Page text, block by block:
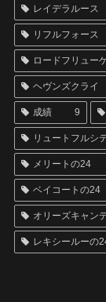
レイデラルース
リフルフォース
ロードフリュー
ヘヴンズクライ
成績 9
リュートフルシ
メリートの24
ベイコートの24
オリーズキャン
レキシールーの